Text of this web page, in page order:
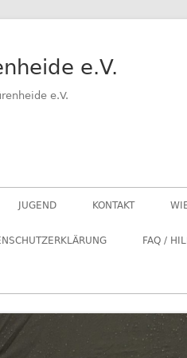
e.V.
e.V.
SEE
JUGEND KONTAKT
FAQ /